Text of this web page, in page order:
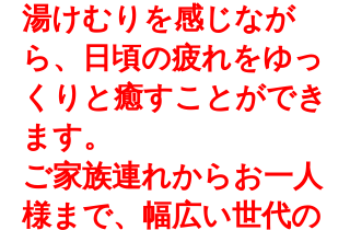
湯けむりを感じなが
ら、日頃の疲れをゆっ
くりと癒すことができ
ます。
ご家族連れからお一人
様まで、幅広い世代の